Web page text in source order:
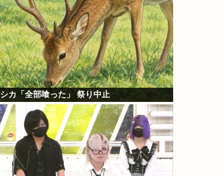
シカ「全部喰った」 祭り中止